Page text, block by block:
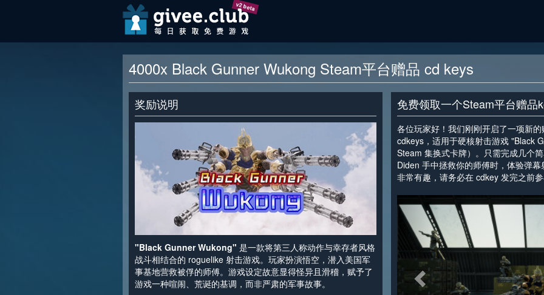
v2 beta
4000x Black Gunner Wukong Steam平台赠品 cd keys
奖励说明
"Black Gunner Wukong" 是一款将第三人称动作与幸存者风格
战斗相结合的 roguelike 射击游戏。玩家扮演悟空，潜入美国军
事基地营救被俘的师傅。游戏设定故意显得怪异且滑稽，赋予了
游戏一种喧闹、荒诞的基调，而非严肃的军事故事。
免费领取一个Steam平台赠品
各位玩家好！我们刚刚开启了一项新
cdkeys，适用于硬核射击游戏 "Black
Steam 集换式卡牌）。只需完成几个
Diden 手中拯救你的师傅时，体验弹
非常有趣，请务必在 cdkey 发完之前参
<